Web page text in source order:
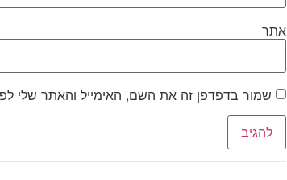
אתר
שמור בדפדפן זה את השם, האימייל והאתר שלי